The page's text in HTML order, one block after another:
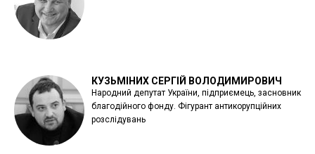
КУЗЬМІНИХ СЕРГІЙ ВОЛОДИМИРОВИЧ
Народний депутат України, підприємець, засновник
благодійного фонду. Фігурант антикорупційних
розслідувань